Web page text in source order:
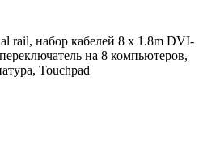
rail, набор кабелей 8 x 1.8m DVI-
на 8 компьютеров,
Touchpad